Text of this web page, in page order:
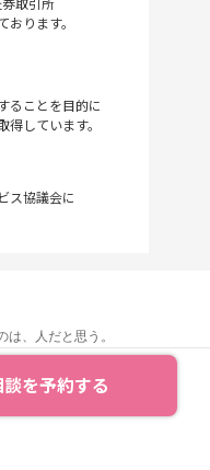
を予約する
ります。
ることを目的に
しています。
ス協議会に
は、人だと思う。